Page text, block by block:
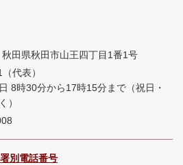
田県秋田市山王四丁目1番1号
代表）
8時30分から17時15分まで （祝日・
）
別電話番号